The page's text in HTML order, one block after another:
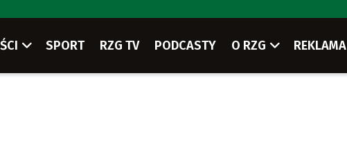
SPORT RZG TV PODCASTY O RZG REKLAMA